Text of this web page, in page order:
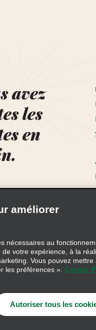
avez
les
en
Politique
précontractuelle ©
améliorer
nécessaires au
votre expérience, à la
Vous pouvez mettre
les préférences ».
Cookie
Autoriser tous les